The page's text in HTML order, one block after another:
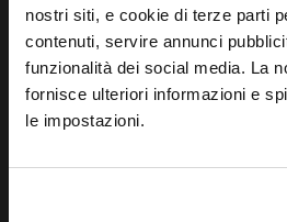
nostri siti, e cookie di terze parti
contenuti, servire annunci
funzionalità dei social media. La
fornisce ulteriori informazioni e
le impostazioni.
Mantemo-nos em contacto